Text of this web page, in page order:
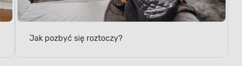
Jak pozbyć się roztoczy?